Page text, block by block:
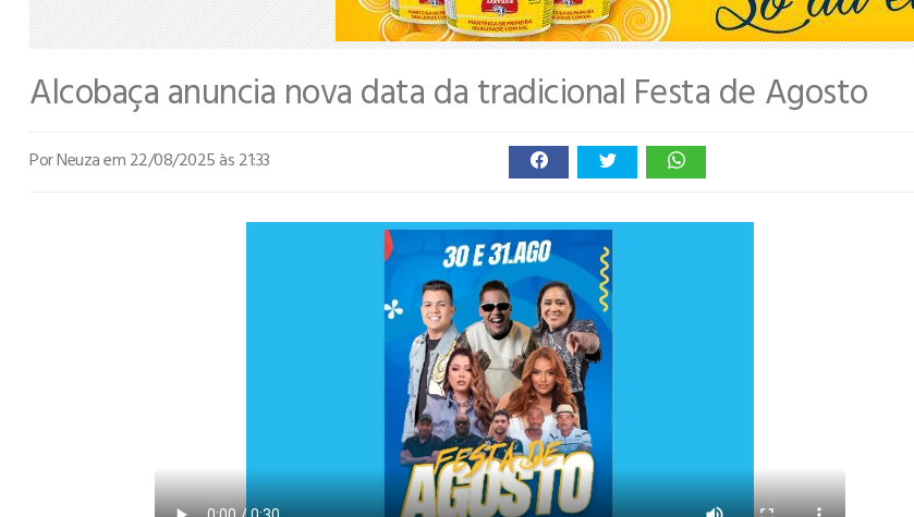
Alcobaça anuncia nova data da tradicional Festa de Agosto
Por Neuzaem 22/08/2025 às 21:33